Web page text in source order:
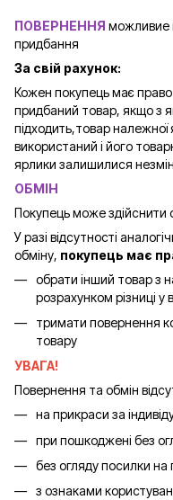
ПОВЕРНЕННЯ можливие
придбання
За свій рахунок:
Кожен покупець має
придбаний товар, якщо з
підходить,товар належної
використаний і його
ярлики залишилися
ОБМІН
Покупець може здійснити
У разі відсутності
обміну, покупець має
обрати інший товар з
розрахунком різниці у
тримати повернення
товару
УВАГА!
Повернення та обмін
на прикраси за
при пошкоджені без
без огляду посилки на
з ознаками